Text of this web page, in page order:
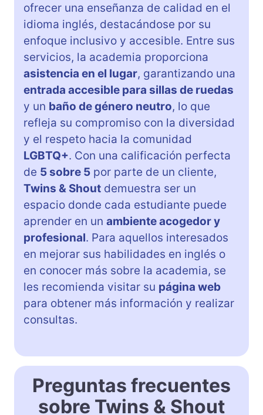
ofrecer una enseñanza de calidad en el
idioma inglés, destacándose por su
enfoque inclusivo y accesible. Entre sus
servicios, la academia proporciona
asistencia en el lugar, garantizando una
entrada accesible para sillas de ruedas
y un baño de género neutro, lo que
refleja su compromiso con la diversidad
y el respeto hacia la comunidad
LGBTQ+. Con una calificación perfecta
de 5 sobre 5 por parte de un cliente,
Twins & Shout demuestra ser un
espacio donde cada estudiante puede
aprender en un ambiente acogedor y
profesional. Para aquellos interesados
en mejorar sus habilidades en inglés o
en conocer más sobre la academia, se
les recomienda visitar su página web
para obtener más información y realizar
consultas.
Preguntas frecuentes
sobre Twins & Shout